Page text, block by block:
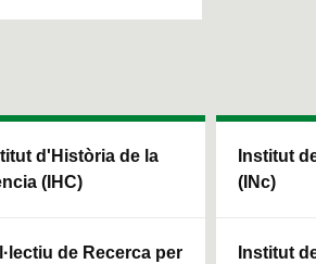
d'Història de la
(IHC)
de Recerca per
Institut
(INc)
Institut